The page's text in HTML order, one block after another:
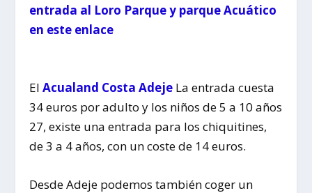
entrada al Loro Parque y parque Acuático
en este enlace
ElAcualand Costa Adeje La entrada cuesta
34 euros por adulto y los niños de 5 a 10 años
27, existe una entrada para los chiquitines,
de 3 a 4 años, con un coste de 14 euros.
Desde Adeje podemos también coger un